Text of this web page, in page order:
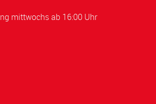
mittwochs ab 16:00 Uhr